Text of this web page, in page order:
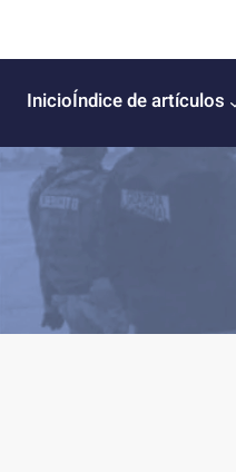
InicioÍndice de artículos